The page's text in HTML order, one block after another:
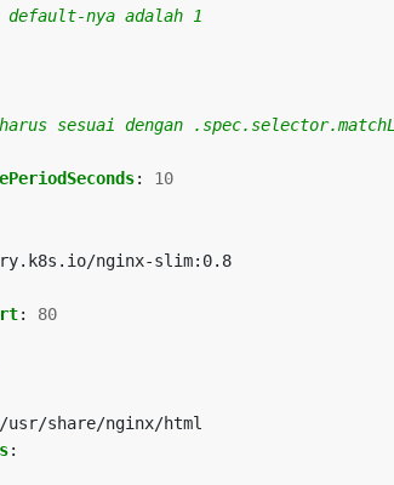
nya adalah 1
sesuai dengan
:
10
nginx-slim:0.8
:
80
/usr/share/nginx/html
: